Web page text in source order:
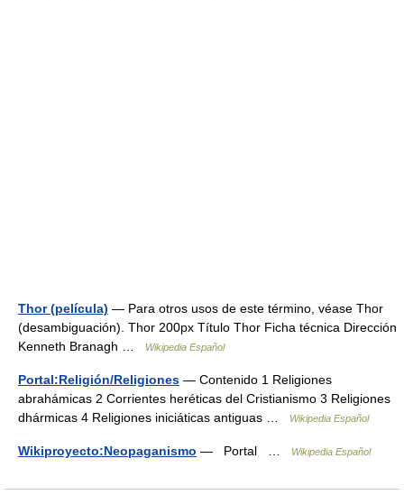
Thor (película) — Para otros usos de este término, véase Thor
(desambiguación). Thor 200px Título Thor Ficha técnica Dirección
Kenneth Branagh …
Wikipedia Español
Portal:Religión/Religiones — Contenido 1 Religiones
abrahámicas 2 Corrientes heréticas del Cristianismo 3 Religiones
dhármicas 4 Religiones iniciáticas antiguas …
Wikipedia Español
Wikiproyecto:Neopaganismo — Portal … Wikipedia Español